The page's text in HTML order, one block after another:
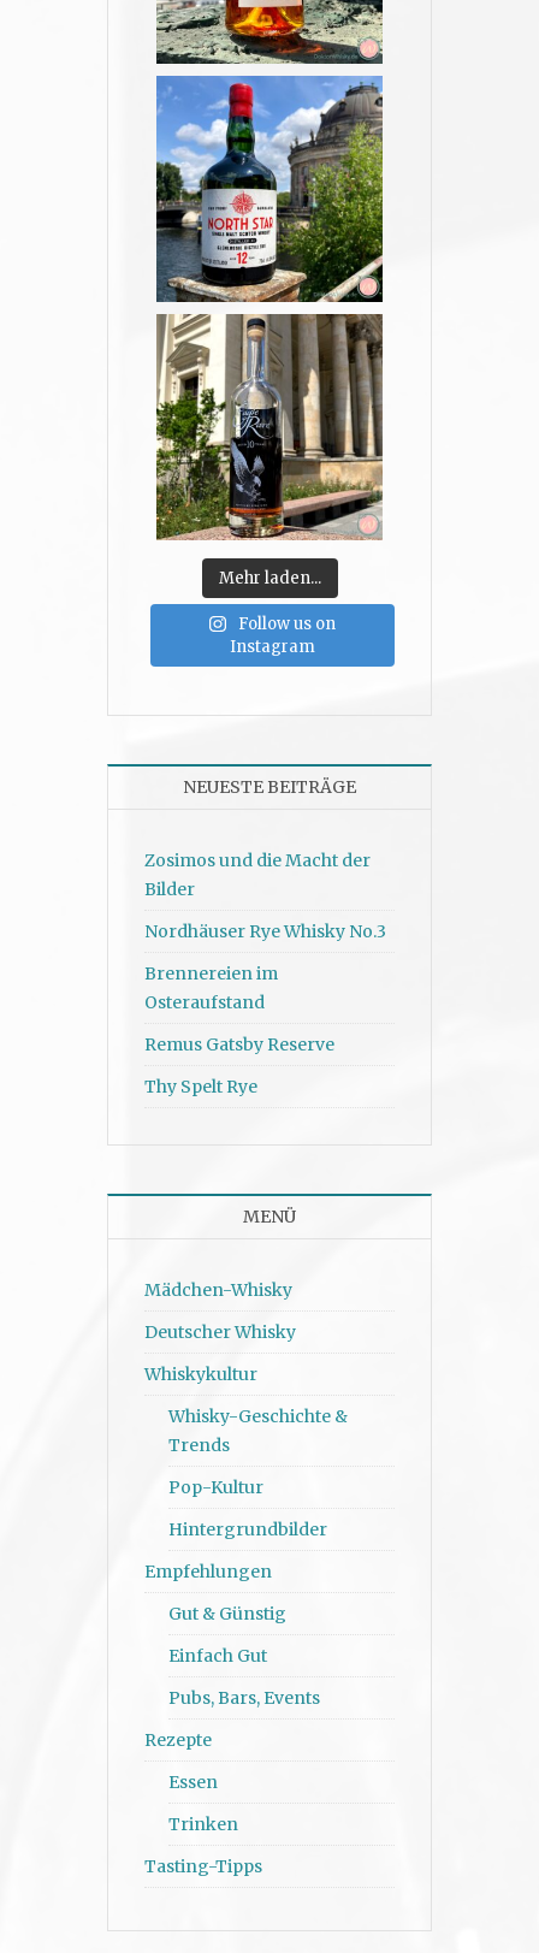
Mehr laden...
Follow us on
Instagram
NEUESTE BEITRÄGE
Zosimos und die Macht der
Bilder
Nordhäuser Rye Whisky No.3
Brennereien im
Osteraufstand
Remus Gatsby Reserve
Thy Spelt Rye
MENÜ
Mädchen-Whisky
Deutscher Whisky
Whiskykultur
Whisky-Geschichte &
Trends
Pop-Kultur
Hintergrundbilder
Empfehlungen
Gut & Günstig
Einfach Gut
Pubs, Bars, Events
Rezepte
Essen
Trinken
Tasting-Tipps